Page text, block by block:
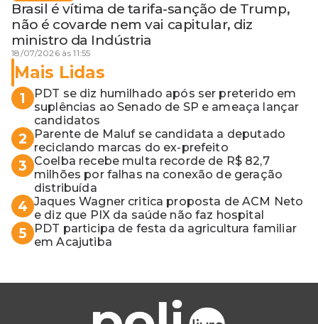
Brasil é vítima de tarifa-sanção de Trump,
não é covarde nem vai capitular, diz
ministro da Indústria
18/07/2026 às 11:55
Mais Lidas
1
PDT se diz humilhado após ser preterido em
suplências ao Senado de SP e ameaça lançar
candidatos
2
Parente de Maluf se candidata a deputado
reciclando marcas do ex-prefeito
3
Coelba recebe multa recorde de R$ 82,7
milhões por falhas na conexão de geração
distribuída
4 Jaques Wagner critica proposta de ACM Neto
e diz que PIX da saúde não faz hospital
5
PDT participa de festa da agricultura familiar
em Acajutiba